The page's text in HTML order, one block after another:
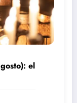
el